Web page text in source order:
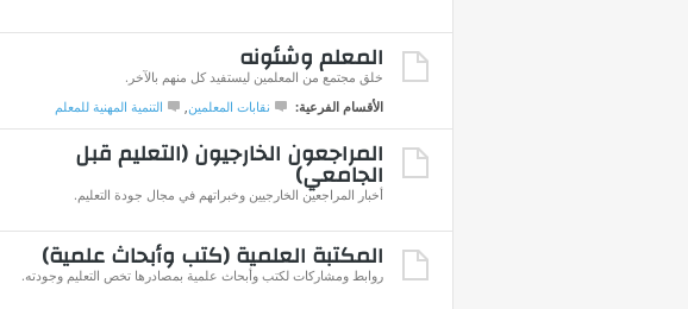
المعلم وشئونه
خلق مجتمع من المعلمين ليستفيد كل منهم بالآخر.
الأقسام الفرعية:
نقابات المعلمين التنمية المهنية للمعلم
المراجعون الخارجيون (التعليم قبل
الجامعي)
أخبار المراجعين الخارجيين وخبراتهم في مجال جودة التعليم.
المكتبة العلمية (كتب وأبحاث علمية)
روابط ومشاركات لكتب وأبحاث علمية بمصادرها تخص التعليم وجودته.